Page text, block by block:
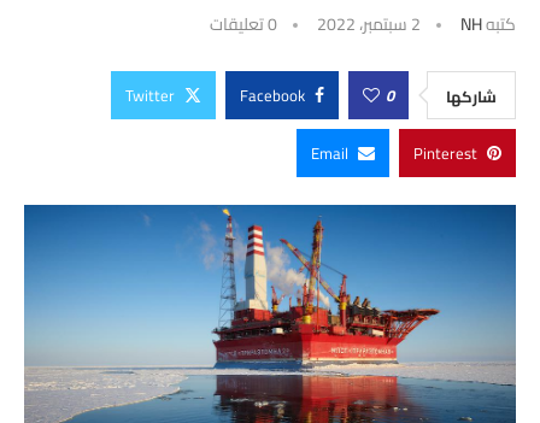
كتبهNH 2 سبتمبر، 2022 0 تعليقات
شاركها 0
Facebook
Twitter
Pinterest
Email